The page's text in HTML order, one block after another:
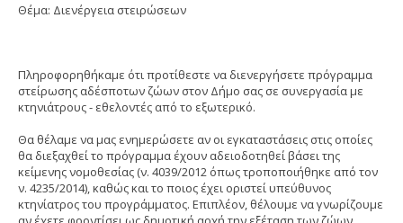
Θέμα: Διενέργεια στειρώσεων
Πληροφορηθήκαμε ότι προτίθεστε να διενεργήσετε πρόγραμμα
στείρωσης αδέσποτων ζώων στον Δήμο σας σε συνεργασία με
κτηνιάτρους - εθελοντές από το εξωτερικό.
Θα θέλαμε να μας ενημερώσετε αν οι εγκαταστάσεις στις οποίες
θα διεξαχθεί το πρόγραμμα έχουν αδειοδοτηθεί βάσει της
κείμενης νομοθεσίας (ν. 4039/2012 όπως τροποποιήθηκε από τον
ν. 4235/2014), καθώς και το ποιος έχει οριστεί υπεύθυνος
κτηνίατρος του προγράμματος. Επιπλέον, θέλουμε να γνωρίζουμε